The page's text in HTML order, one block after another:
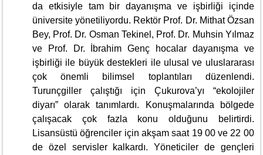
da etkisiyle tam bir dayanışma ve işbirliği içinde
üniversite yönetiliyordu. Rektör Prof. Dr. Mithat Özsan
Bey, Prof. Dr. Osman Tekinel, Prof. Dr. Muhsin Yılmaz
ve Prof. Dr. İbrahim Genç hocalar dayanışma ve
işbirliği ile büyük destekleri ile ulusal ve uluslararası
çok önemli bilimsel toplantıları düzenlendi.
Turunçgiller çalıştığı için Çukurova’yı “ekolojiler
diyarı” olarak tanımlardı. Konuşmalarında bölgede
çalışacak çok fazla konu olduğunu belirtirdi.
Lisansüstü öğrenciler için akşam saat 19 00 ve 22 00
de özel servisler kalkardı. Yöneticiler de gençleri